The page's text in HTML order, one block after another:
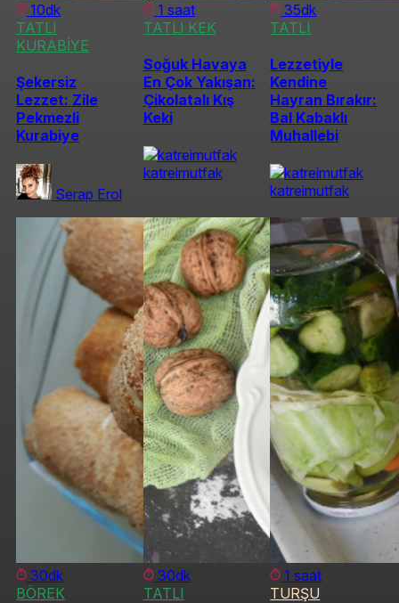
10dk
TATLI
KURABİYE
Şekersiz
Lezzet: Zile
Pekmezli
Kurabiye
Serap Erol
1 saat
TATLI KEK
Soğuk Havaya
En Çok Yakışan:
Çikolatalı Kış
Keki
katreimutfak
35dk
TATLI
Lezzetiyle
Kendine
Hayran Bırakır:
Bal Kabaklı
Muhallebi
katreimutfak
30dk
BÖREK
30dk
TATLI
1 saat
TURŞU